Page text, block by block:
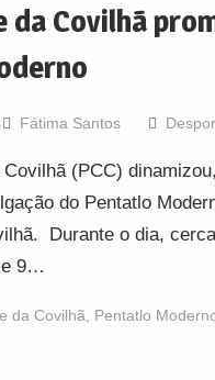
da Covilhã
Fátima Santos
(PCC)
do Pentatlo
Durante o dia,
e 9…
da Covilhã Pentatlo